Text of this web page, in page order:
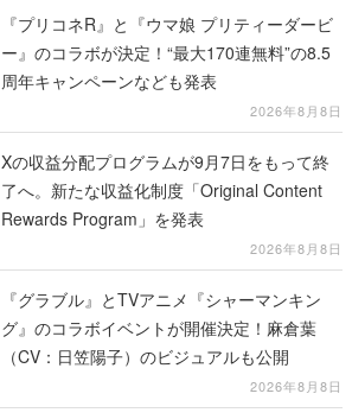
『プリコネR』と『ウマ娘 プリティーダービ
ー』のコラボが決定！“最大170連無料”の8.5
周年キャンペーンなども発表
2026年8月8日
Xの収益分配プログラムが9月7日をもって終
了へ。新たな収益化制度「Original Content
Rewards Program」を発表
2026年8月8日
『グラブル』とTVアニメ『シャーマンキン
グ』のコラボイベントが開催決定！麻倉葉
（CV：日笠陽子）のビジュアルも公開
2026年8月8日